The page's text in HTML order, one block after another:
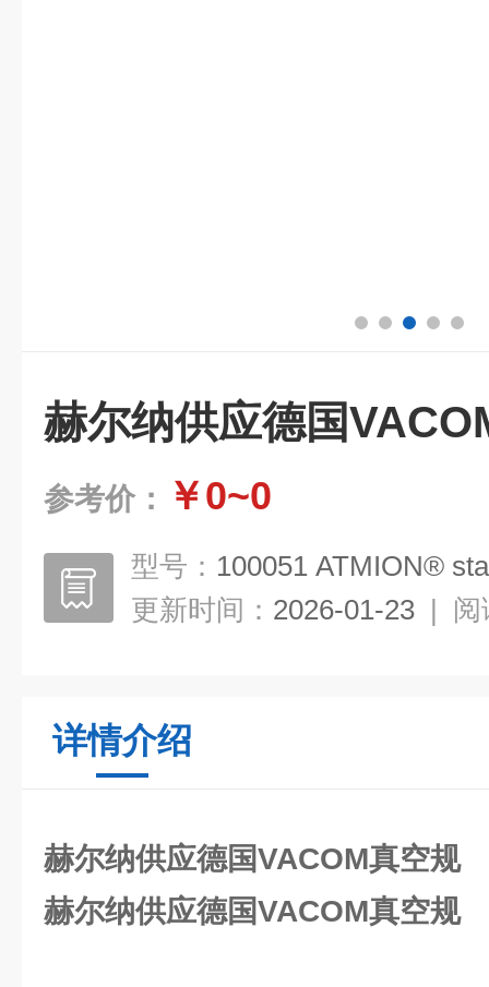
赫尔纳供应德国
参考价： ￥0~0
型号： 100051 ATMION®
更新时间： 2026-01-23 | 阅
详情介绍
赫尔纳供应德国VACOM真空规
赫尔纳供应德国VACOM真空规